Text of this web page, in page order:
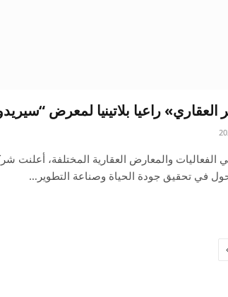
راعيا بلاتينيا لمعرض “سيريدو 2024”
الفعاليات والمعارض العقارية المختلفة، أعلنت
في تحقيق جودة الحياة وصناعة التطوير…